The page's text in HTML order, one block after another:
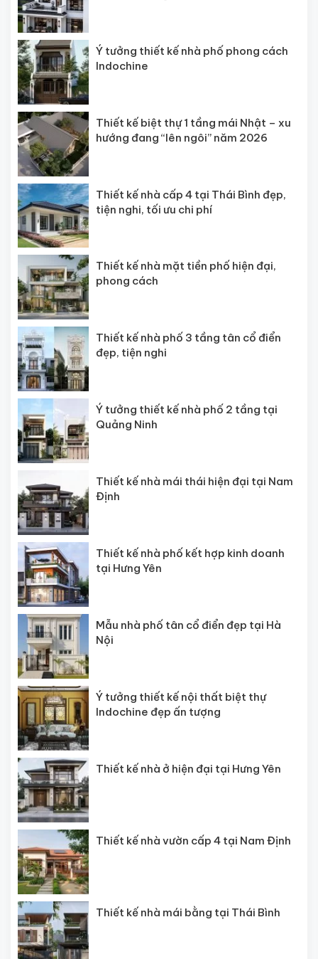
Ý tưởng thiết kế nhà phố phong cách
Indochine
Thiết kế biệt thự 1 tầng mái Nhật – xu
hướng đang “lên ngôi” năm 2026
Thiết kế nhà cấp 4 tại Thái Bình đẹp,
tiện nghi, tối ưu chi phí
Thiết kế nhà mặt tiền phố hiện đại,
phong cách
Thiết kế nhà phố 3 tầng tân cổ điển
đẹp, tiện nghi
Ý tưởng thiết kế nhà phố 2 tầng tại
Quảng Ninh
Thiết kế nhà mái thái hiện đại tại Nam
Định
Thiết kế nhà phố kết hợp kinh doanh
tại Hưng Yên
Mẫu nhà phố tân cổ điển đẹp tại Hà
Nội
Ý tưởng thiết kế nội thất biệt thự
Indochine đẹp ấn tượng
Thiết kế nhà ở hiện đại tại Hưng Yên
Thiết kế nhà vườn cấp 4 tại Nam Định
Thiết kế nhà mái bằng tại Thái Bình